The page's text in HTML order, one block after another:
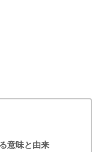
意味と由来